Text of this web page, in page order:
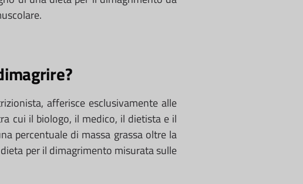
afferisce esclusivamente alle
cui il biologo, il medico, il dietista e il
percentuale di massa grassa oltre la
per il dimagrimento misurata sulle